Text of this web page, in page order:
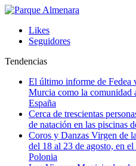
Likes
Seguidores
Tendencias
El último informe de Fedea
Murcia como la comunidad
España
Cerca de trescientas
de natación en las piscinas
Coros y Danzas Virgen de
del 18 al 23 de agosto, en
Polonia